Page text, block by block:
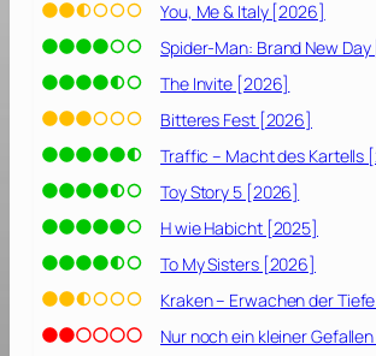
0
2
1
]
You, Me & Italy [2026]
Spider-Man: Brand New
The Invite [2026]
Bitteres Fest [2026]
Traffic – Macht des Kartells
Toy Story 5 [2026]
H wie Habicht [2025]
To My Sisters [2026]
Kraken – Erwachen der
Nur noch ein kleiner